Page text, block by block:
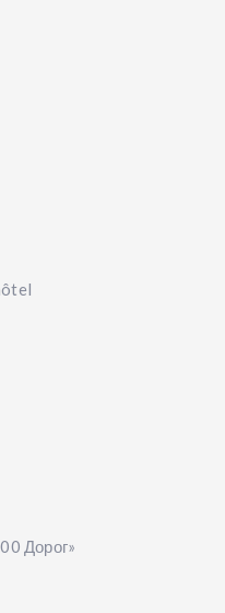
Дорог»